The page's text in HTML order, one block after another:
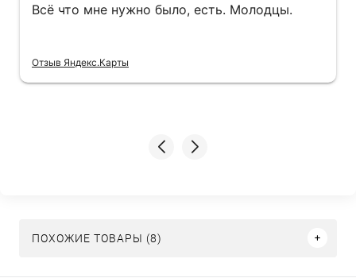
Всё что мне нужно было, есть. Молодцы.
Отзыв Яндекс.Карты
ПОХОЖИЕ ТОВАРЫ (8)